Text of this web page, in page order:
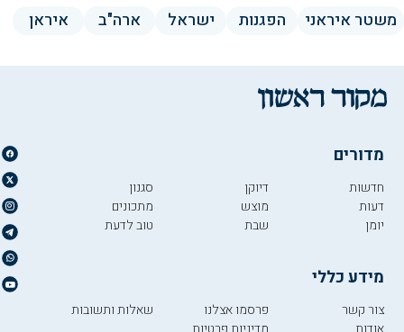
משטר איראני הפגנות ישראל ארה"ב איראן
מדורים
חדשות
דעות
יומן
דיוקן
מוצש
שבת
סגנון
מתכונים
טוב לדעת
מידע כללי
צור קשר
פרסמו אצלנו
שאלות ותשובות